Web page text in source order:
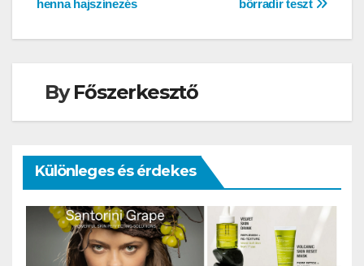
navigáció
bőrradír teszt
henna hajszínezés
ByFőszerkesztő
Különleges és érdekes